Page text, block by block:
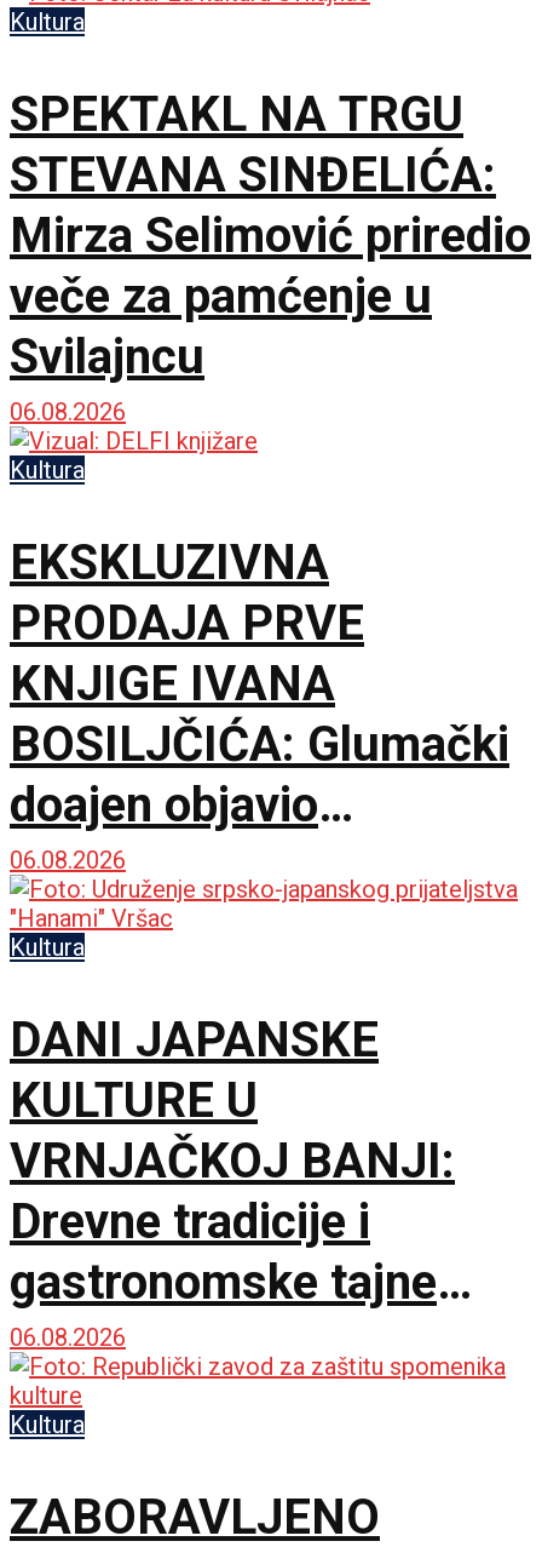
Kultura
SPEKTAKL NA TRGU
STEVANA SINĐELIĆA:
Mirza Selimović priredio
veče za pamćenje u
Svilajncu
06.08.2026
Kultura
EKSKLUZIVNA
PRODAJA PRVE
KNJIGE IVANA
BOSILJČIĆA: Glumački
doajen objavio
autorizovani prvenac
„Naše priče“
06.08.2026
Kultura
DANI JAPANSKE
KULTURE U
VRNJAČKOJ BANJI:
Drevne tradicije i
gastronomske tajne
spojile dve prijateljske
zemlje
06.08.2026
Kultura
ZABORAVLJENO